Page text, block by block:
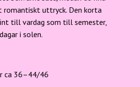
romantiskt uttryck. Den korta
till vardag som till semester,
i solen.
ca 36–44/46